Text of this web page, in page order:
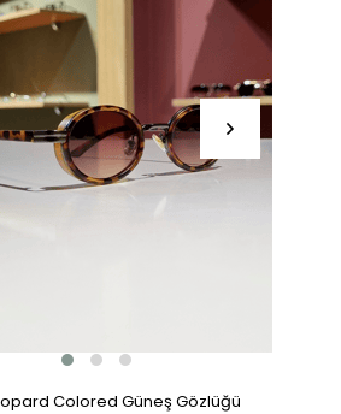
Colored Güneş Gözlüğü